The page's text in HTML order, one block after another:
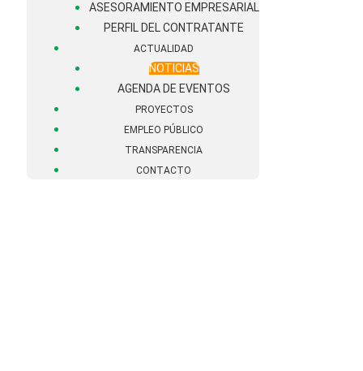
ASESORAMIENTO EMPRESARIAL
PERFIL DEL CONTRATANTE
ACTUALIDAD
NOTICIAS
AGENDA DE EVENTOS
PROYECTOS
EMPLEO PÚBLICO
TRANSPARENCIA
CONTACTO